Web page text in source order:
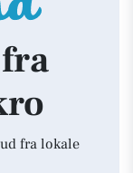
fra lokale